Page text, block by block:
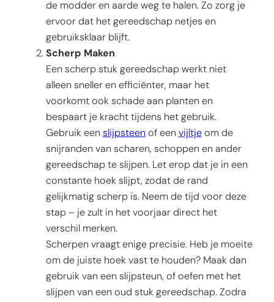
de modder en aarde weg te halen. Zo zorg je
ervoor dat het gereedschap netjes en
gebruiksklaar blijft.
Scherp Maken
Een scherp stuk gereedschap werkt niet
alleen sneller en efficiënter, maar het
voorkomt ook schade aan planten en
bespaart je kracht tijdens het gebruik.
Gebruik een slijpsteenof een vijltjeom de
snijranden van scharen, schoppen en ander
gereedschap te slijpen. Let erop dat je in een
constante hoek slijpt, zodat de rand
gelijkmatig scherp is. Neem de tijd voor deze
stap – je zult in het voorjaar direct het
verschil merken.
Scherpen vraagt enige precisie. Heb je moeite
om de juiste hoek vast te houden? Maak dan
gebruik van een slijpsteun, of oefen met het
slijpen van een oud stuk gereedschap. Zodra